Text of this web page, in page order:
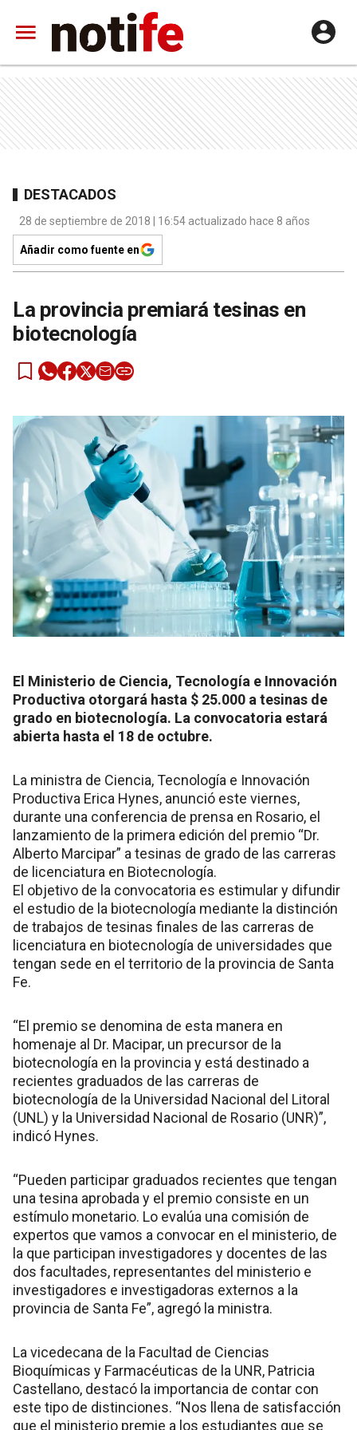
DESTACADOS
28 de septiembre de 2018 | 16:54 actualizado hace 8 años
Añadir como fuente en
La provincia premiará tesinas en
biotecnología
El Ministerio de Ciencia, Tecnología e Innovación
Productiva otorgará hasta $ 25.000 a tesinas de
grado en biotecnología. La convocatoria estará
abierta hasta el 18 de octubre.
La ministra de Ciencia, Tecnología e Innovación
Productiva Erica Hynes, anunció este viernes,
durante una conferencia de prensa en Rosario, el
lanzamiento de la primera edición del premio “Dr.
Alberto Marcipar” a tesinas de grado de las carreras
de licenciatura en Biotecnología.
El objetivo de la convocatoria es estimular y difundir
el estudio de la biotecnología mediante la distinción
de trabajos de tesinas finales de las carreras de
licenciatura en biotecnología de universidades que
tengan sede en el territorio de la provincia de Santa
Fe.
“El premio se denomina de esta manera en
homenaje al Dr. Macipar, un precursor de la
biotecnología en la provincia y está destinado a
recientes graduados de las carreras de
biotecnología de la Universidad Nacional del Litoral
(UNL) y la Universidad Nacional de Rosario (UNR)”,
indicó Hynes.
“Pueden participar graduados recientes que tengan
una tesina aprobada y el premio consiste en un
estímulo monetario. Lo evalúa una comisión de
expertos que vamos a convocar en el ministerio, de
la que participan investigadores y docentes de las
dos facultades, representantes del ministerio e
investigadores e investigadoras externos a la
provincia de Santa Fe”, agregó la ministra.
La vicedecana de la Facultad de Ciencias
Bioquímicas y Farmacéuticas de la UNR, Patricia
Castellano, destacó la importancia de contar con
este tipo de distinciones. “Nos llena de satisfacción
que el ministerio premie a los estudiantes que se